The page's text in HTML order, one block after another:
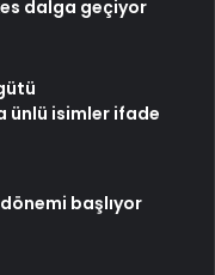
dalga geçiyor
ünlü isimler ifade
başlıyor